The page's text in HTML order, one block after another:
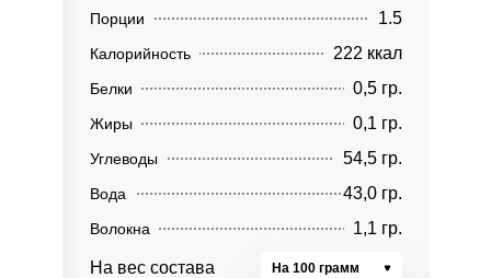
Порции 1.5
Калорийность 222 ккал
Белки 0,5 гр.
Жиры 0,1 гр.
Углеводы 54,5 гр.
Вода 43,0 гр.
Волокна 1,1 гр.
На вес состава На 100 грамм